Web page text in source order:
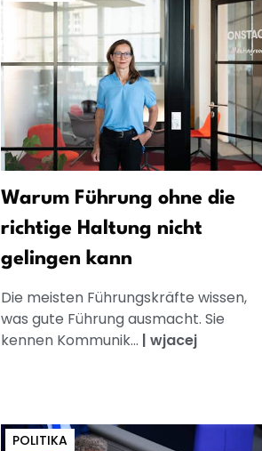
Warum Führung ohne die
richtige Haltung nicht
gelingen kann
Die meisten Führungskräfte wissen,
was gute Führung ausmacht. Sie
kennen Kommunik... | wjacej
POLITIKA